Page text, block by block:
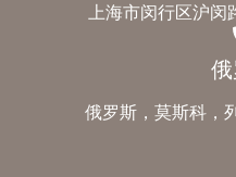
上海市闵行区沪
俄罗斯，莫斯科，